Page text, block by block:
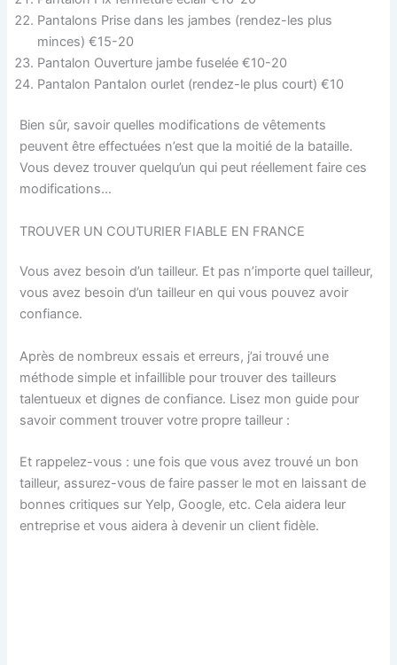
Pantalons Prise dans les jambes (rendez-les plus
minces) €15-20
Pantalon Ouverture jambe fuselée €10-20
Pantalon Pantalon ourlet (rendez-le plus court) €10
Bien sûr, savoir quelles modifications de vêtements
peuvent être effectuées n’est que la moitié de la bataille.
Vous devez trouver quelqu’un qui peut réellement faire ces
modifications…
TROUVER UN COUTURIER FIABLE EN FRANCE
Vous avez besoin d’un tailleur. Et pas n’importe quel tailleur,
vous avez besoin d’un tailleur en qui vous pouvez avoir
confiance.
Après de nombreux essais et erreurs, j’ai trouvé une
méthode simple et infaillible pour trouver des tailleurs
talentueux et dignes de confiance. Lisez mon guide pour
savoir comment trouver votre propre tailleur :
Et rappelez-vous : une fois que vous avez trouvé un bon
tailleur, assurez-vous de faire passer le mot en laissant de
bonnes critiques sur Yelp, Google, etc. Cela aidera leur
entreprise et vous aidera à devenir un client fidèle.